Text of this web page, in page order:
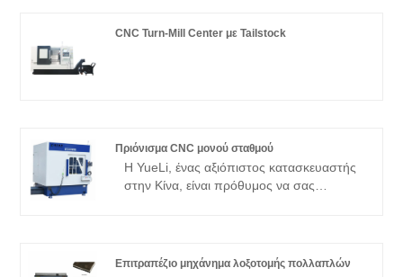
εργοστάσιό μας και η YueLi θα σας
CNC Turn-Mill Center με Tailstock
Πριόνισμα CNC μονού σταθμού
Η YueLi, ένας αξιόπιστος κατασκευαστής
στην Κίνα, είναι πρόθυμος να σας
και έγκαιρη παράδοση.
Επιτραπέζιο μηχάνημα λοξοτομής πολλαπλών